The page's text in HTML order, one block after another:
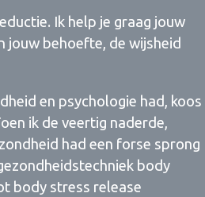
Ik help je graag jouw
jouw behoefte, de wijsheid
en psychologie had, koos
ik de veertig naderde,
had een forse sprong
body
body stress release